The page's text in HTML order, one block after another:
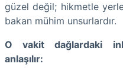
güzel değil; hikmetle
bakan mühim unsurlardır.
O vakit dağlardaki
anlaşılır: